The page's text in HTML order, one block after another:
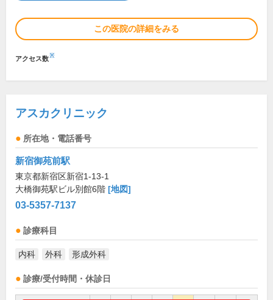
この医院の詳細をみる
アクセス数※
アスカクリニック
所在地・電話番号
新宿御苑前駅
東京都新宿区新宿1-13-1
大橋御苑駅ビル別館6階 [地図]
03-5357-7137
診療科目
内科 外科 形成外科
診療/受付時間・休診日